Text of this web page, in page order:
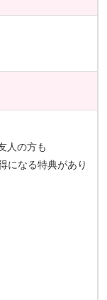
人の方も
になる特典があり